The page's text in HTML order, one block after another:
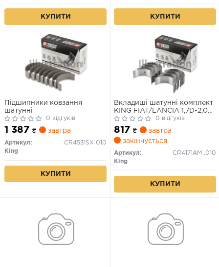
КУПИТИ КУПИТИ
Підшипники ковзання
шатунні
0 відгуків
1 387 ₴ завтра
Артикул:
CR4531SX 010
King
КУПИТИ
Вкладиші шатунні комплект
KING FIAT/LANCIA 1,7D-2,0D
-02
0 відгуків
817 ₴
завтра
закінчується
Артикул:
CR4171AM .010
King
КУПИТИ